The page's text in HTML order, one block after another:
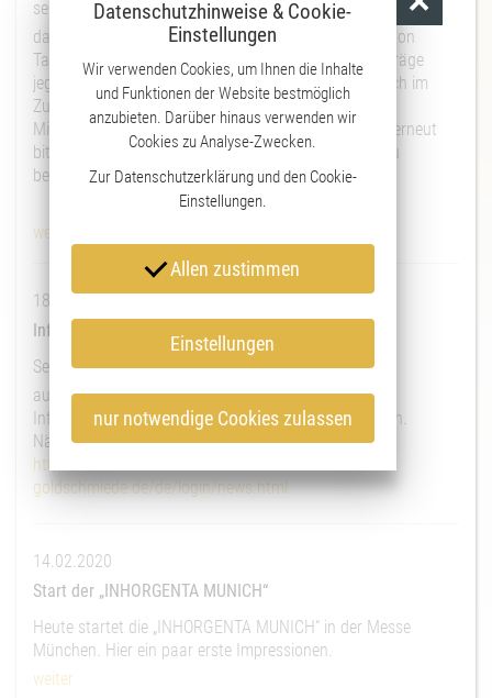
sehr geehrte Damen und Herren,
da sich unser Verband immer gegen den Abschluss von
Tarifverträgen positioniert hat, gibt es keine Tarifverträge
jeglicher Art. Weil es aber immer wieder Anfragen auch im
Zusammenhang mit der Einführung der
Mindestausbildungsvergütung gibt, möchten wir Sie erneut
bitten und auffordern, sich an einer Lohnerhebung zu
beteiligen.
weiter
18.02.2020
Informationen zur Geldwäscheprävention
Sehr geehrtes Mitglied,
aus gegebenen Anlass möchten wir Sie auf wichtige
Informationen bezüglich Geldwäschegesetz hinweisen.
Näheres finden Sie im internen Bereich.
https://www.zentralverband-
goldschmiede.de/de/login/news.html
14.02.2020
Start der „INHORGENTA MUNICH“
Heute startet die „INHORGENTA MUNICH“ in der Messe
München. Hier ein paar erste Impressionen.
weiter
Datenschutzhinweise & Cookie-
Einstellungen
Wir verwenden Cookies, um Ihnen die Inhalte
und Funktionen der Website bestmöglich
anzubieten. Darüber hinaus verwenden wir
Cookies zu Analyse-Zwecken.
Zur Datenschutzerklärungund den Cookie-
Einstellungen.
Allen zustimmen
Einstellungen
nur notwendige Cookies zulassen